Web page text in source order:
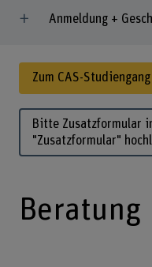
Anmeldung +
Zum CAS-
Bitte Zusatzformular
"Zusatzformular"
Beratung